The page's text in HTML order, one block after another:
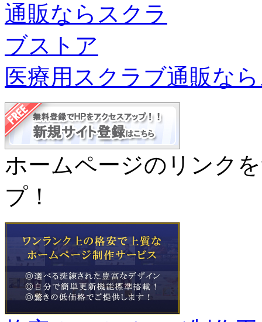
医療用スクラブ通販な
ホームページのリンク
プ！